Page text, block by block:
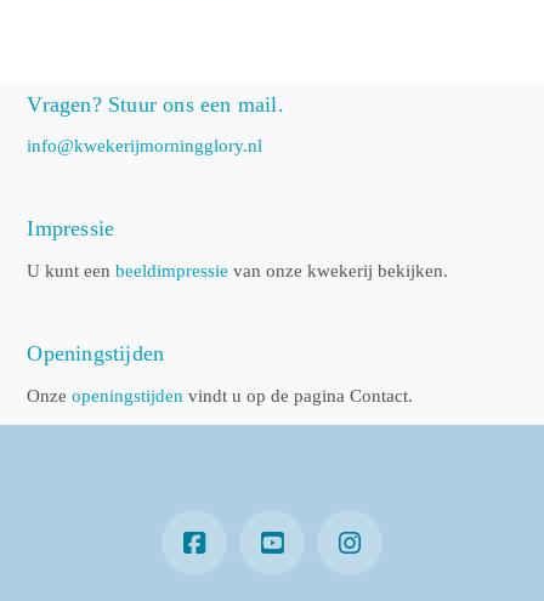
Vragen? Stuur ons een mail.
info@kwekerijmorningglory.nl
Impressie
U kunt eenbeeldimpressie van onze kwekerij bekijken.
Openingstijden
Onzeopeningstijden vindt u op de pagina Contact.